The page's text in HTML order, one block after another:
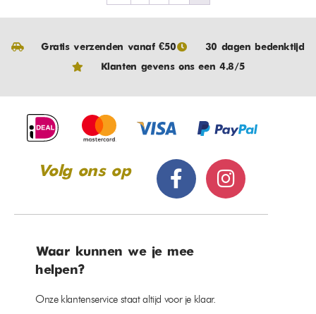
Gratis verzenden vanaf €50
30 dagen bedenktijd
Klanten gevens ons een 4.8/5
Volg ons op
Waar kunnen we je mee
helpen?
Onze klantenservice staat altijd voor je klaar.